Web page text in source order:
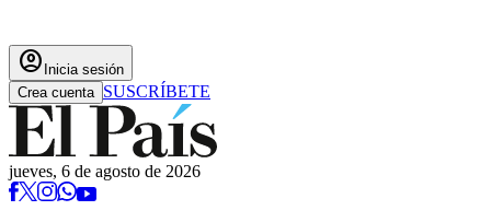
account_circle Inicia sesión
Crea cuenta SUSCRÍBETE
jueves, 6 de agosto de 2026